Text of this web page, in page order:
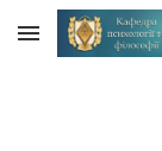
Skip to main